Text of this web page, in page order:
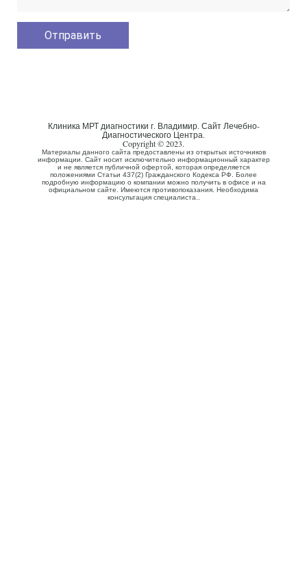
Клиника МРТ диагностики г. Владимир. Сайт Лечебно-
Диагностического Центра.
Copyright © 2023.
Материалы данного сайта предоставлены из открытых источников
информации. Сайт носит исключительно информационный характер
и не является публичной офертой, которая определяется
положениями Статьи 437(2) Гражданского Кодекса РФ. Более
подробную информацию о компании можно получить в офисе и на
официальном сайте. Имеются противопоказания. Необходима
консультация специалиста..